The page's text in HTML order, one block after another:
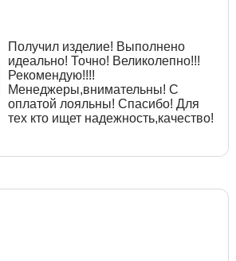
Получил изделие! Выполнено
идеально! Точно! Великолепно!!!
Рекомендую!!!!
Менеджеры,внимательны! С
оплатой лояльны! Спасибо! Для
тех кто ищет надежность,качество!